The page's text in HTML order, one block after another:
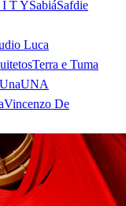
I T YSabiáSafdie
Luca
Terra e Tuma
UnaUNA
Vincenzo De